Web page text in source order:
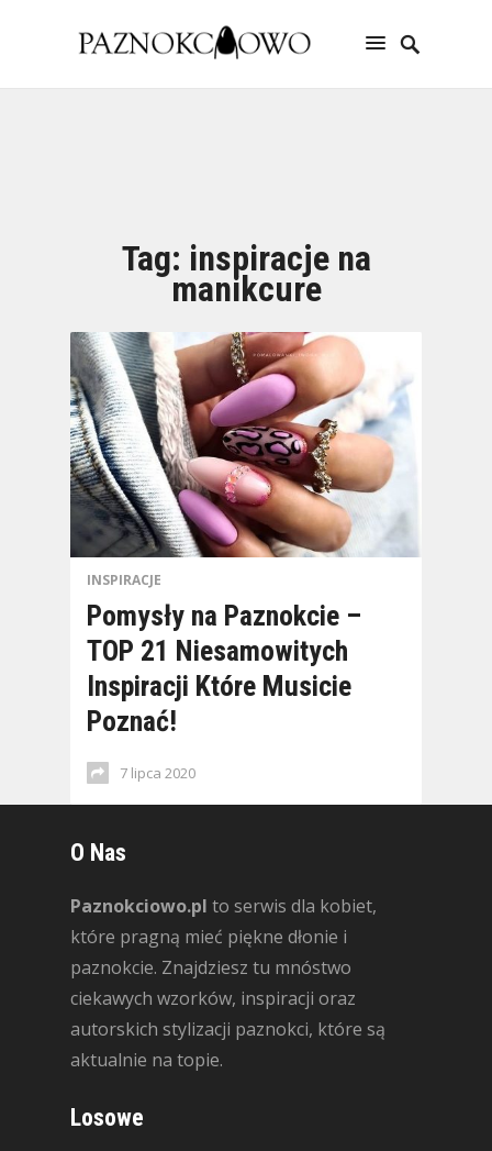
Tag: inspiracje na
manikcure
INSPIRACJE
Pomysły na Paznokcie –
TOP 21 Niesamowitych
Inspiracji Które Musicie
Poznać!
7 lipca 2020
O Nas
Paznokciowo.pl to serwis dla kobiet,
które pragną mieć piękne dłonie i
paznokcie. Znajdziesz tu mnóstwo
ciekawych wzorków, inspiracji oraz
autorskich stylizacji paznokci, które są
aktualnie na topie.
Losowe